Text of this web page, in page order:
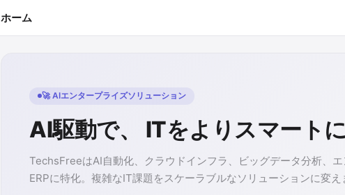
ホーム
🚀 AIエンタープライズソリューション
AI駆動で、 ITをよりスマートに
TechsFreeはAI自動化、クラウドインフラ、ビッグデータ分析、
ERPに特化。複雑なIT課題をスケーラブルなソリューションに変え